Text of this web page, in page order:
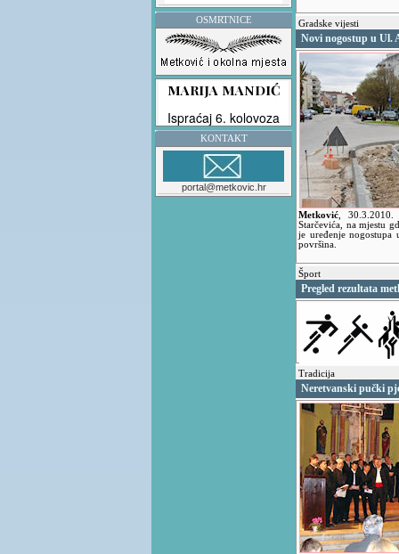
OSMRTNICE
KONTAKT
portal@metkovic.hr
Gradske vijesti
Novi nogostup u Ul.
Metković
Starčevića, na mjestu
je uređenje nogostupa
površina.
Šport
Pregled rezultata
Tradicija
Neretvanski pučki